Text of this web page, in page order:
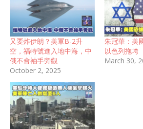
又要炸伊朗？美軍B-2升
空，福特號進入地中海，中
俄不會袖手旁觀
October 2, 2025
朱冠華：美
以色列拖垮
March 30,